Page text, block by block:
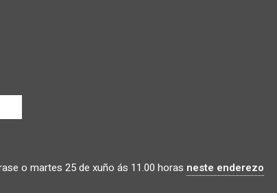
o martes 25 de xuño ás 11.00 horas neste enderezo